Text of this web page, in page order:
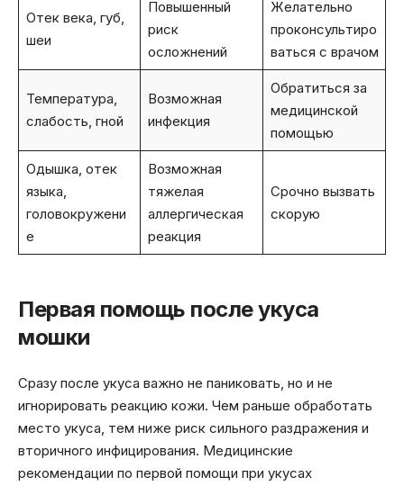
Отек века, губ,
шеи
Повышенный
риск
осложнений
Желательно
проконсультиро
ваться с врачом
Температура,
слабость, гной
Возможная
инфекция
Обратиться за
медицинской
помощью
Одышка, отек
языка,
головокружени
е
Возможная
тяжелая
аллергическая
реакция
Срочно вызвать
скорую
Первая помощь после укуса
мошки
Сразу после укуса важно не паниковать, но и не
игнорировать реакцию кожи. Чем раньше обработать
место укуса, тем ниже риск сильного раздражения и
вторичного инфицирования. Медицинские
рекомендации по первой помощи при укусах